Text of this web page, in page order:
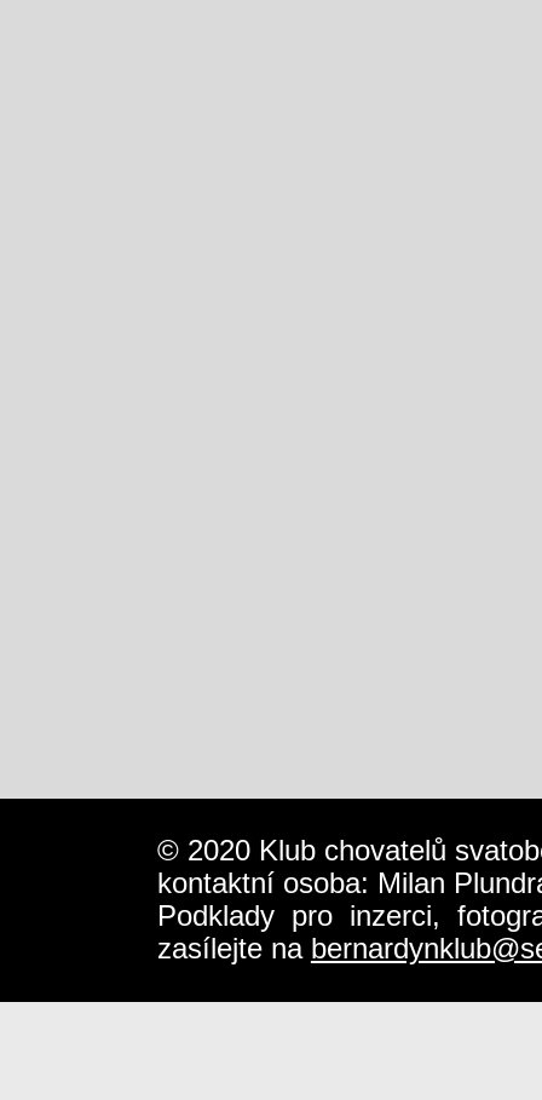
© 2020 Klub chovatelů
kontaktní osoba: Milan
Podklady pro inzerci,
zasílejte na